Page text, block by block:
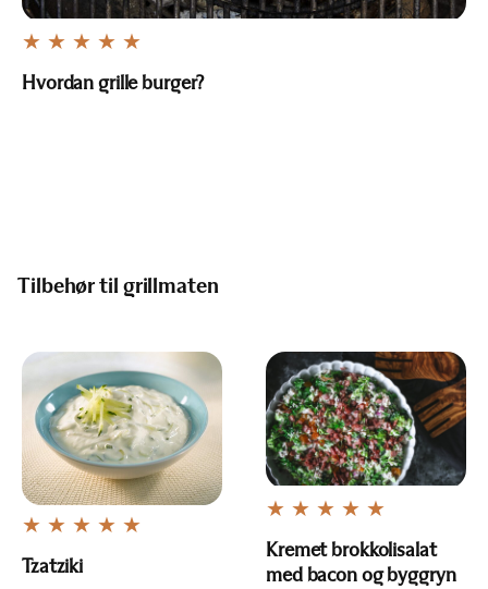
Hvordan grille burger?
Tilbehør til grillmaten
Tzatziki
Kremet brokkolisalat
med bacon og byggryn